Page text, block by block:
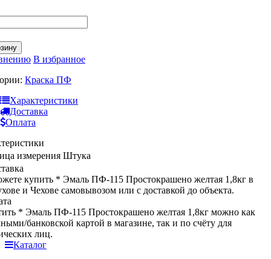
В избранное
Краска ПФ
Характеристики
Доставка
Оплата
измерения Штука
купить * Эмаль ПФ-115 Простокрашено желтая 1,8кг в
и Чехове самовывозом или с доставкой до объекта.
* Эмаль ПФ-115 Простокрашено желтая 1,8кг можно как
банковской картой в магазине, так и по счёту для
лиц.
Каталог